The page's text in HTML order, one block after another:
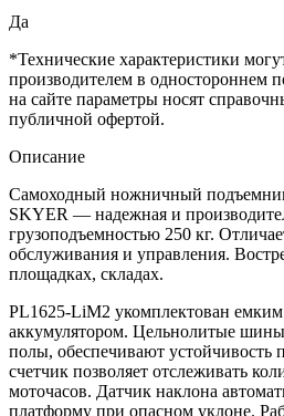
Да
*Технические характеристики
производителем в одностороннем
на сайте параметры носят
публичной офертой.
Описание
Самоходный ножничный
SKYER — надежная и
грузоподъемностью 250 кг.
обслуживания и управления.
площадках, складах.
PL1625-LiM2 укомплектован
аккумулятором. Цельнолитые
полы, обеспечивают устойчивость
счетчик позволяет отслеживать
моточасов. Датчик наклона
платформу при опасном уклоне.